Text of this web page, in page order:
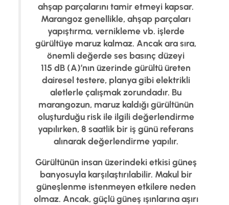
ahşap parçalarını tamir etmeyi kapsar.
Marangoz genellikle, ahşap parçaları
yapıştırma, vernikleme vb. işlerde
gürültüye maruz kalmaz. Ancak ara sıra,
önemli değerde ses basınç düzeyi
115 dB (A)’nın üzerinde gürültü üreten
dairesel testere, planya gibi elektrikli
aletlerle çalışmak zorundadır. Bu
marangozun, maruz kaldığı gürültünün
oluşturduğu risk ile ilgili değerlendirme
yapılırken, 8 saatlik bir iş günü referans
alınarak değerlendirme yapılır.
Gürültünün insan üzerindeki etkisi güneş
banyosuyla karşılaştırılabilir. Makul bir
güneşlenme istenmeyen etkilere neden
olmaz. Ancak, güçlü güneş ışınlarına aşırı